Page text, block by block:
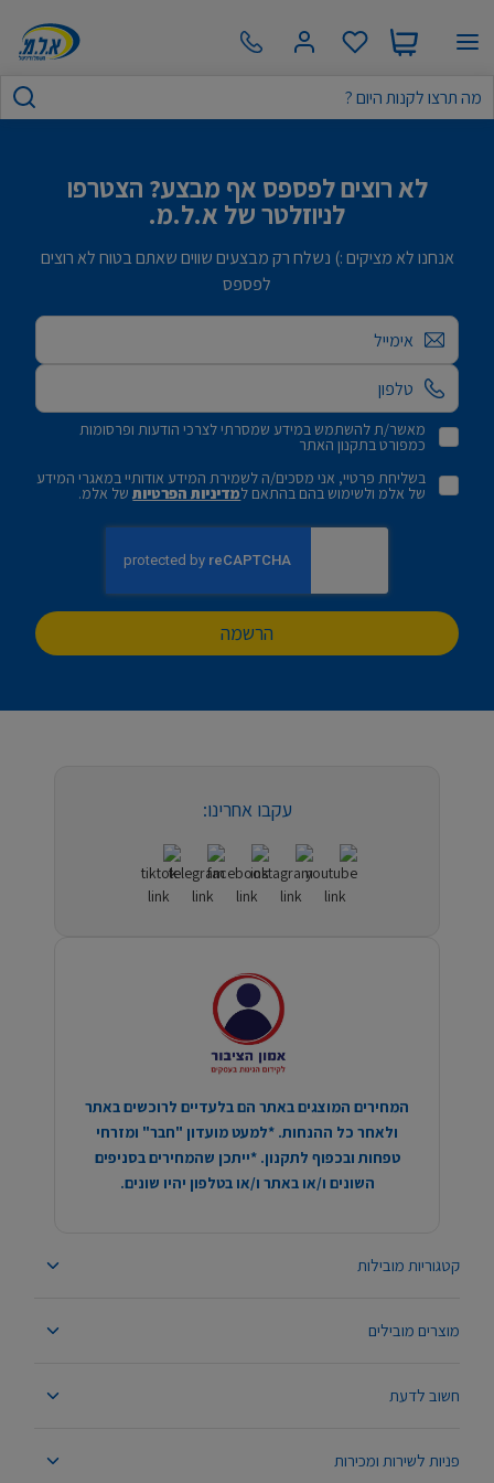
לא רוצים לפספס אף מבצע? הצטרפו
לניוזלטר של א.ל.מ.
אנחנו לא מציקים :) נשלח רק מבצעים שווים שאתם בטוח לא רוצים
לפספס
אימייל
מאשר/ת להשתמש במידע שמסרתי לצרכי הודעות ופרסומות
כמפורט בתקנון האתר
בשליחת פרטיי, אני מסכים/ה לשמירת המידע אודותיי במאגרי המידע
של אלמ ולשימוש בהם בהתאם למדיניות הפרטיותשל אלמ.
הרשמה
קטגוריות מובילות
מוצרים מובילים
חשוב לדעת
פניות לשירות ומכירות
עקבו אחרינו:
המחירים המוצגים באתר הם בלעדיים לרוכשים באתר
ולאחר כל ההנחות. *למעט מועדון "חבר" ומזרחי
טפחות ובכפוף לתקנון. *ייתכן שהמחירים בסניפים
השונים ו/או באתר ו/או בטלפון יהיו שונים.